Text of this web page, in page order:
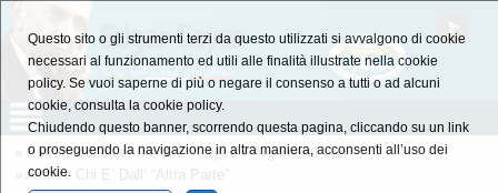
Estratti dalle Letture di E. Cayce »Argomenti Vari
» Aiutare Chi E’ Dall’ “Altra Parte”
Questo sito o gli strumenti terzi da questo utilizzati si avvalgono di cookie
necessari al funzionamento ed utili alle finalità illustrate nella cookie
policy. Se vuoi saperne di più o negare il consenso a tutti o ad alcuni
cookie, consulta la cookie policy.
Chiudendo questo banner, scorrendo questa pagina, cliccando su un link
o proseguendo la navigazione in altra maniera, acconsenti all’uso dei
cookie.